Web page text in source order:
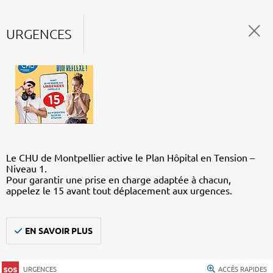
URGENCES
Le CHU de Montpellier active le Plan Hôpital en Tension –
Niveau 1.
Pour garantir une prise en charge adaptée à chacun,
appelez le 15 avant tout déplacement aux urgences.
EN SAVOIR PLUS
URGENCES ACCÈS RAPIDES